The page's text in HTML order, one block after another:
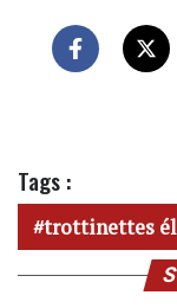
Tags :
trottinettes